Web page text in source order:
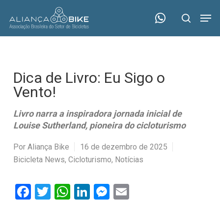
main
search
Dica de Livro: Eu Sigo o
Vento!
Livro narra a inspiradora jornada inicial de
Louise Sutherland, pioneira do cicloturismo
Por Aliança Bike
16 de dezembro de 2025
Bicicleta News, Cicloturismo, Notícias
Facebook
Twitter
WhatsApp
LinkedIn
Messenger
Email